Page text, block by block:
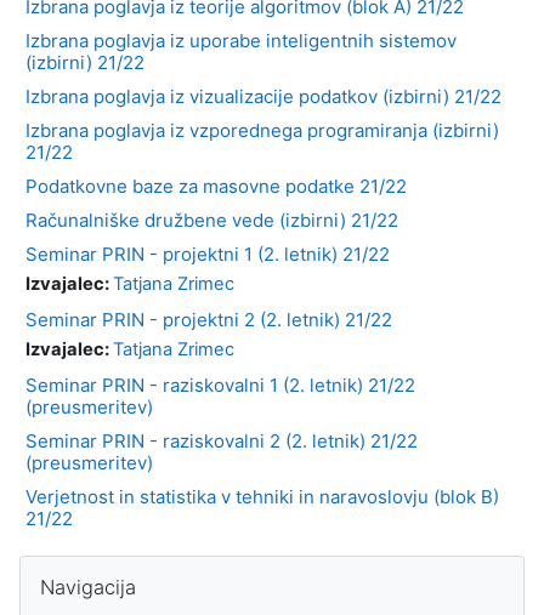
Izbrana poglavja iz teorije algoritmov (blok A) 21/22
Izbrana poglavja iz uporabe inteligentnih sistemov
(izbirni) 21/22
Izbrana poglavja iz vizualizacije podatkov (izbirni) 21/22
Izbrana poglavja iz vzporednega programiranja (izbirni)
21/22
Podatkovne baze za masovne podatke 21/22
Računalniške družbene vede (izbirni) 21/22
Seminar PRIN - projektni 1 (2. letnik) 21/22
Izvajalec:Tatjana Zrimec
Seminar PRIN - projektni 2 (2. letnik) 21/22
Izvajalec:Tatjana Zrimec
Seminar PRIN - raziskovalni 1 (2. letnik) 21/22
(preusmeritev)
Seminar PRIN - raziskovalni 2 (2. letnik) 21/22
(preusmeritev)
Verjetnost in statistika v tehniki in naravoslovju (blok B)
21/22
Bloki
Navigacija